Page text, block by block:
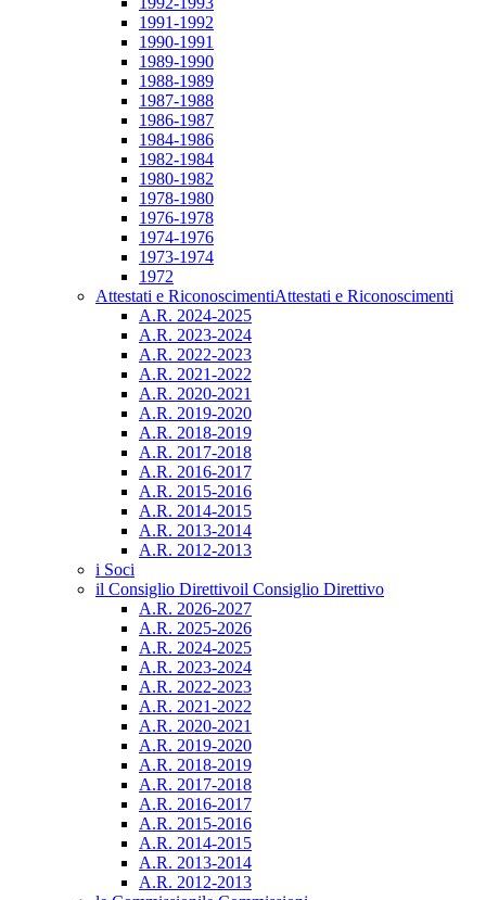
1991-1992
1990-1991
1989-1990
1988-1989
1987-1988
1986-1987
1984-1986
1982-1984
1980-1982
1978-1980
1976-1978
1974-1976
1973-1974
1972
Attestati e RiconoscimentiAttestati e Riconoscimenti
A.R. 2024-2025
A.R. 2023-2024
A.R. 2022-2023
A.R. 2021-2022
A.R. 2020-2021
A.R. 2019-2020
A.R. 2018-2019
A.R. 2017-2018
A.R. 2016-2017
A.R. 2015-2016
A.R. 2014-2015
A.R. 2013-2014
A.R. 2012-2013
i Soci
il Consiglio Direttivoil Consiglio Direttivo
A.R. 2026-2027
A.R. 2025-2026
A.R. 2024-2025
A.R. 2023-2024
A.R. 2022-2023
A.R. 2021-2022
A.R. 2020-2021
A.R. 2019-2020
A.R. 2018-2019
A.R. 2017-2018
A.R. 2016-2017
A.R. 2015-2016
A.R. 2014-2015
A.R. 2013-2014
A.R. 2012-2013